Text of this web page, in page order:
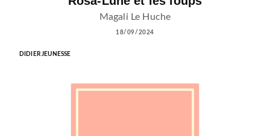
Magali Le Huche
18/09/2024
DIDIER JEUNESSE